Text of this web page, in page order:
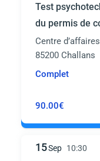
Test
du permis de
Centre
85200 Challans
Complet
90.00€
15Sep 10:30